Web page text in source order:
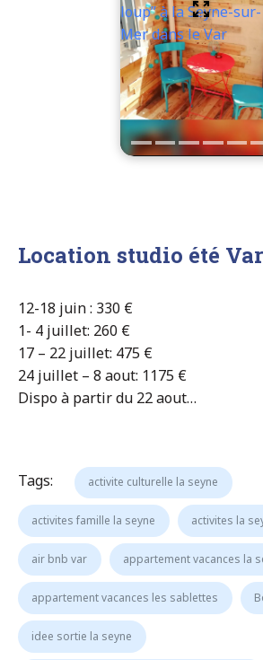
loup” à la Seyne-sur-
Mer dans le Var
Location studio été
12-18 juin : 330 €
1- 4 juillet: 260 €
17 – 22 juillet: 475 €
24 juillet – 8 aout: 1175 €
Dispo à partir du 22 aout…
Tags: activite culturelle la seyne
activites famille la seyne activites la
air bnb var appartement vacances la
appartement vacances les sablettes
idee sortie la seyne